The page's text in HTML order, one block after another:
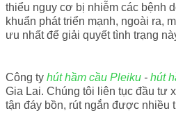
thiểu nguy cơ bị nhiễm các bệnh
khuẩn phát triển mạnh, ngoài ra,
ưu nhất để giải quyết tình trạng
Công ty hút hầm cầu Pleiku - hút
Gia Lai. Chúng tôi liên tục đầu tư
tận đáy bồn, rút ngắn được nhiều